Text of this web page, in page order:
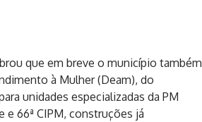
que em breve o município também
à Mulher (Deam), do
unidades especializadas da PM
e 66ª CIPM, construções já